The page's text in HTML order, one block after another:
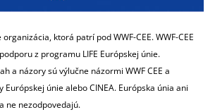
organizácia, ktorá patrí pod WWF-CEE. WWF-CEE
z programu LIFE Európskej únie.
a názory sú výlučne názormi WWF CEE a
Európskej únie alebo CINEA. Európska únia ani
ne nezodpovedajú.